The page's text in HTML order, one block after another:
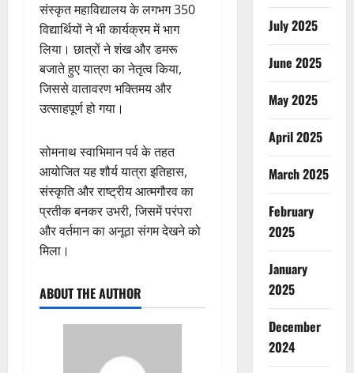
संस्कृत महाविद्यालय के लगभग 350
विद्यार्थियों ने भी कार्यक्रम में भाग
लिया। छात्रों ने शंख और डमरू
बजाते हुए यात्रा का नेतृत्व किया,
जिससे वातावरण भक्तिमय और
उत्साहपूर्ण हो गया।
सोमनाथ स्वाभिमान पर्व के तहत
आयोजित यह शौर्य यात्रा इतिहास,
संस्कृति और राष्ट्रीय आत्मगौरव का
प्रतीक बनकर उभरी, जिसमें परंपरा
और वर्तमान का अनूठा संगम देखने को
मिला।
ABOUT THE AUTHOR
July 2025
June 2025
May 2025
April 2025
March 2025
February
2025
January
2025
December
2024